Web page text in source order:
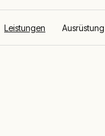
Leistungen Ausrüstung